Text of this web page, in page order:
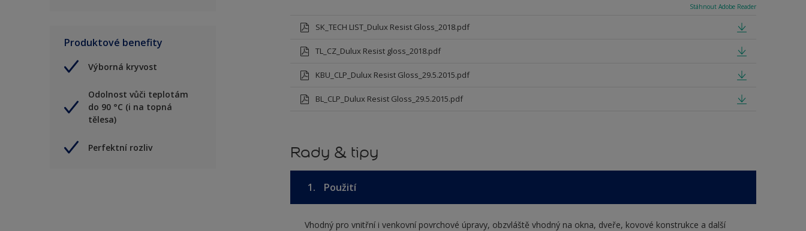
Produktové benefity
Výborná kryvost
Odolnost vůči teplotám
do 90 °C (i na topná
tělesa)
Perfektní rozliv
Stáhnout Adobe Reader
SK_TECH LIST_Dulux Resist Gloss_2018.pdf
TL_CZ_Dulux Resist gloss_2018.pdf
KBU_CLP_Dulux Resist Gloss_29.5.2015.pdf
BL_CLP_Dulux Resist Gloss_29.5.2015.pdf
Rady & tipy
1. Použití
Vhodný pro vnitřní i venkovní povrchové úpravy, obzvláště vhodný na okna, dveře, kovové konstrukce a další